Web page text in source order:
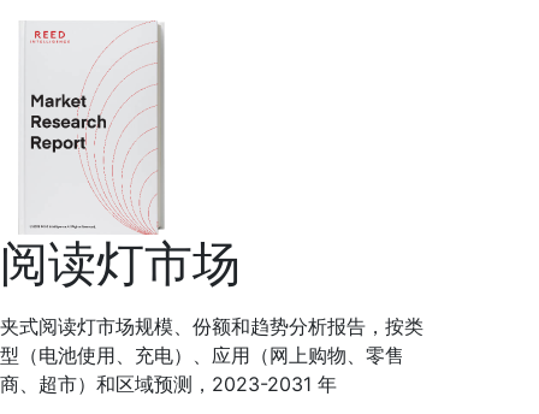
阅读灯市场
夹式阅读灯市场规模、份额和趋势分析报告，按类
型（电池使用、充电）、应用（网上购物、零售
商、超市）和区域预测，2023-2031 年